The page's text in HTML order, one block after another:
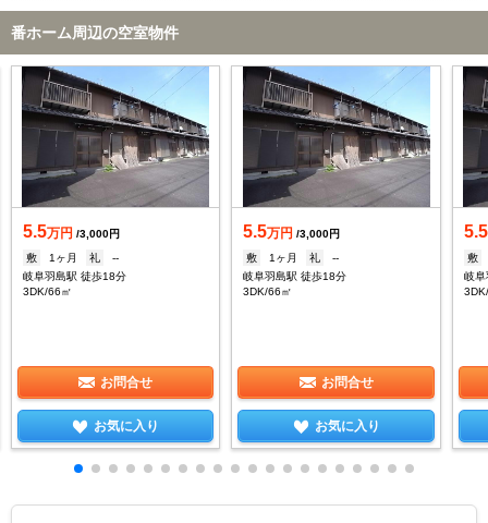
番ホーム周辺の空室物件
5.5万円 /3,000円
敷
1ヶ月 礼
--
岐阜羽島駅 徒歩18分
3DK/66㎡
お問合せ
お気に入り
5.5万円 /3,000円
敷
1ヶ月 礼
--
岐阜羽島駅 徒歩18分
3DK/66㎡
お問合せ
お気に入り
5.5
敷
岐